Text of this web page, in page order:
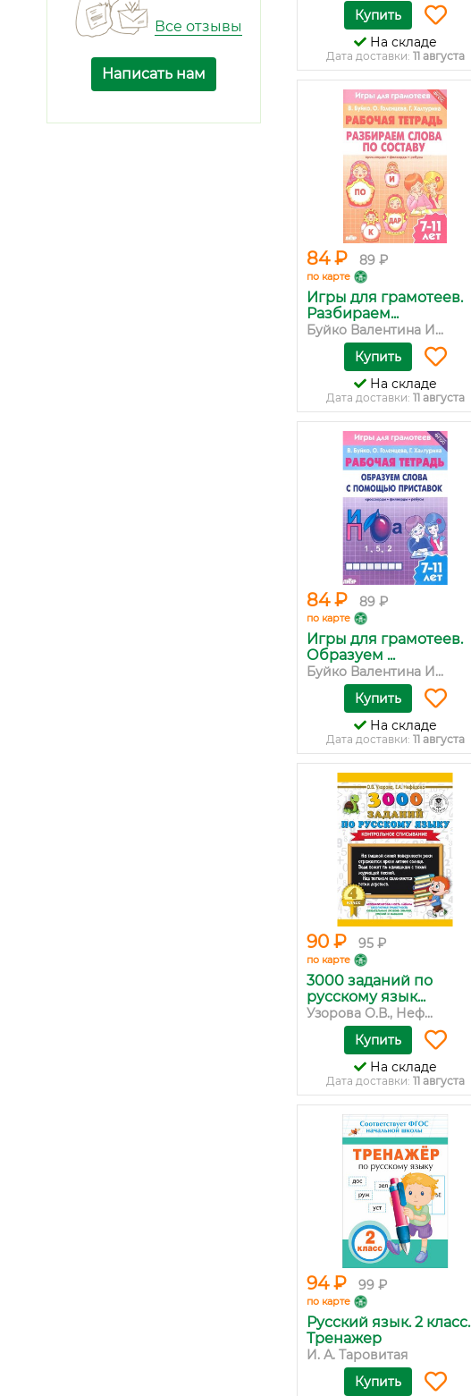
Все отзывы
Написать нам
Купить
На складе
Дата доставки: 11 августа
84 ₽ 89 ₽
по карте
Игры для грамотеев.
Разбираем...
Буйко Валентина И...
Купить
На складе
Дата доставки: 11 августа
84 ₽ 89 ₽
по карте
Игры для грамотеев.
Образуем ...
Буйко Валентина И...
Купить
На складе
Дата доставки: 11 августа
90 ₽ 95 ₽
по карте
3000 заданий по
русскому язык...
Узорова О.В., Неф...
Купить
На складе
Дата доставки: 11 августа
94 ₽ 99 ₽
по карте
Русский язык. 2 класс.
Тренажер
И. А. Таровитая
Купить